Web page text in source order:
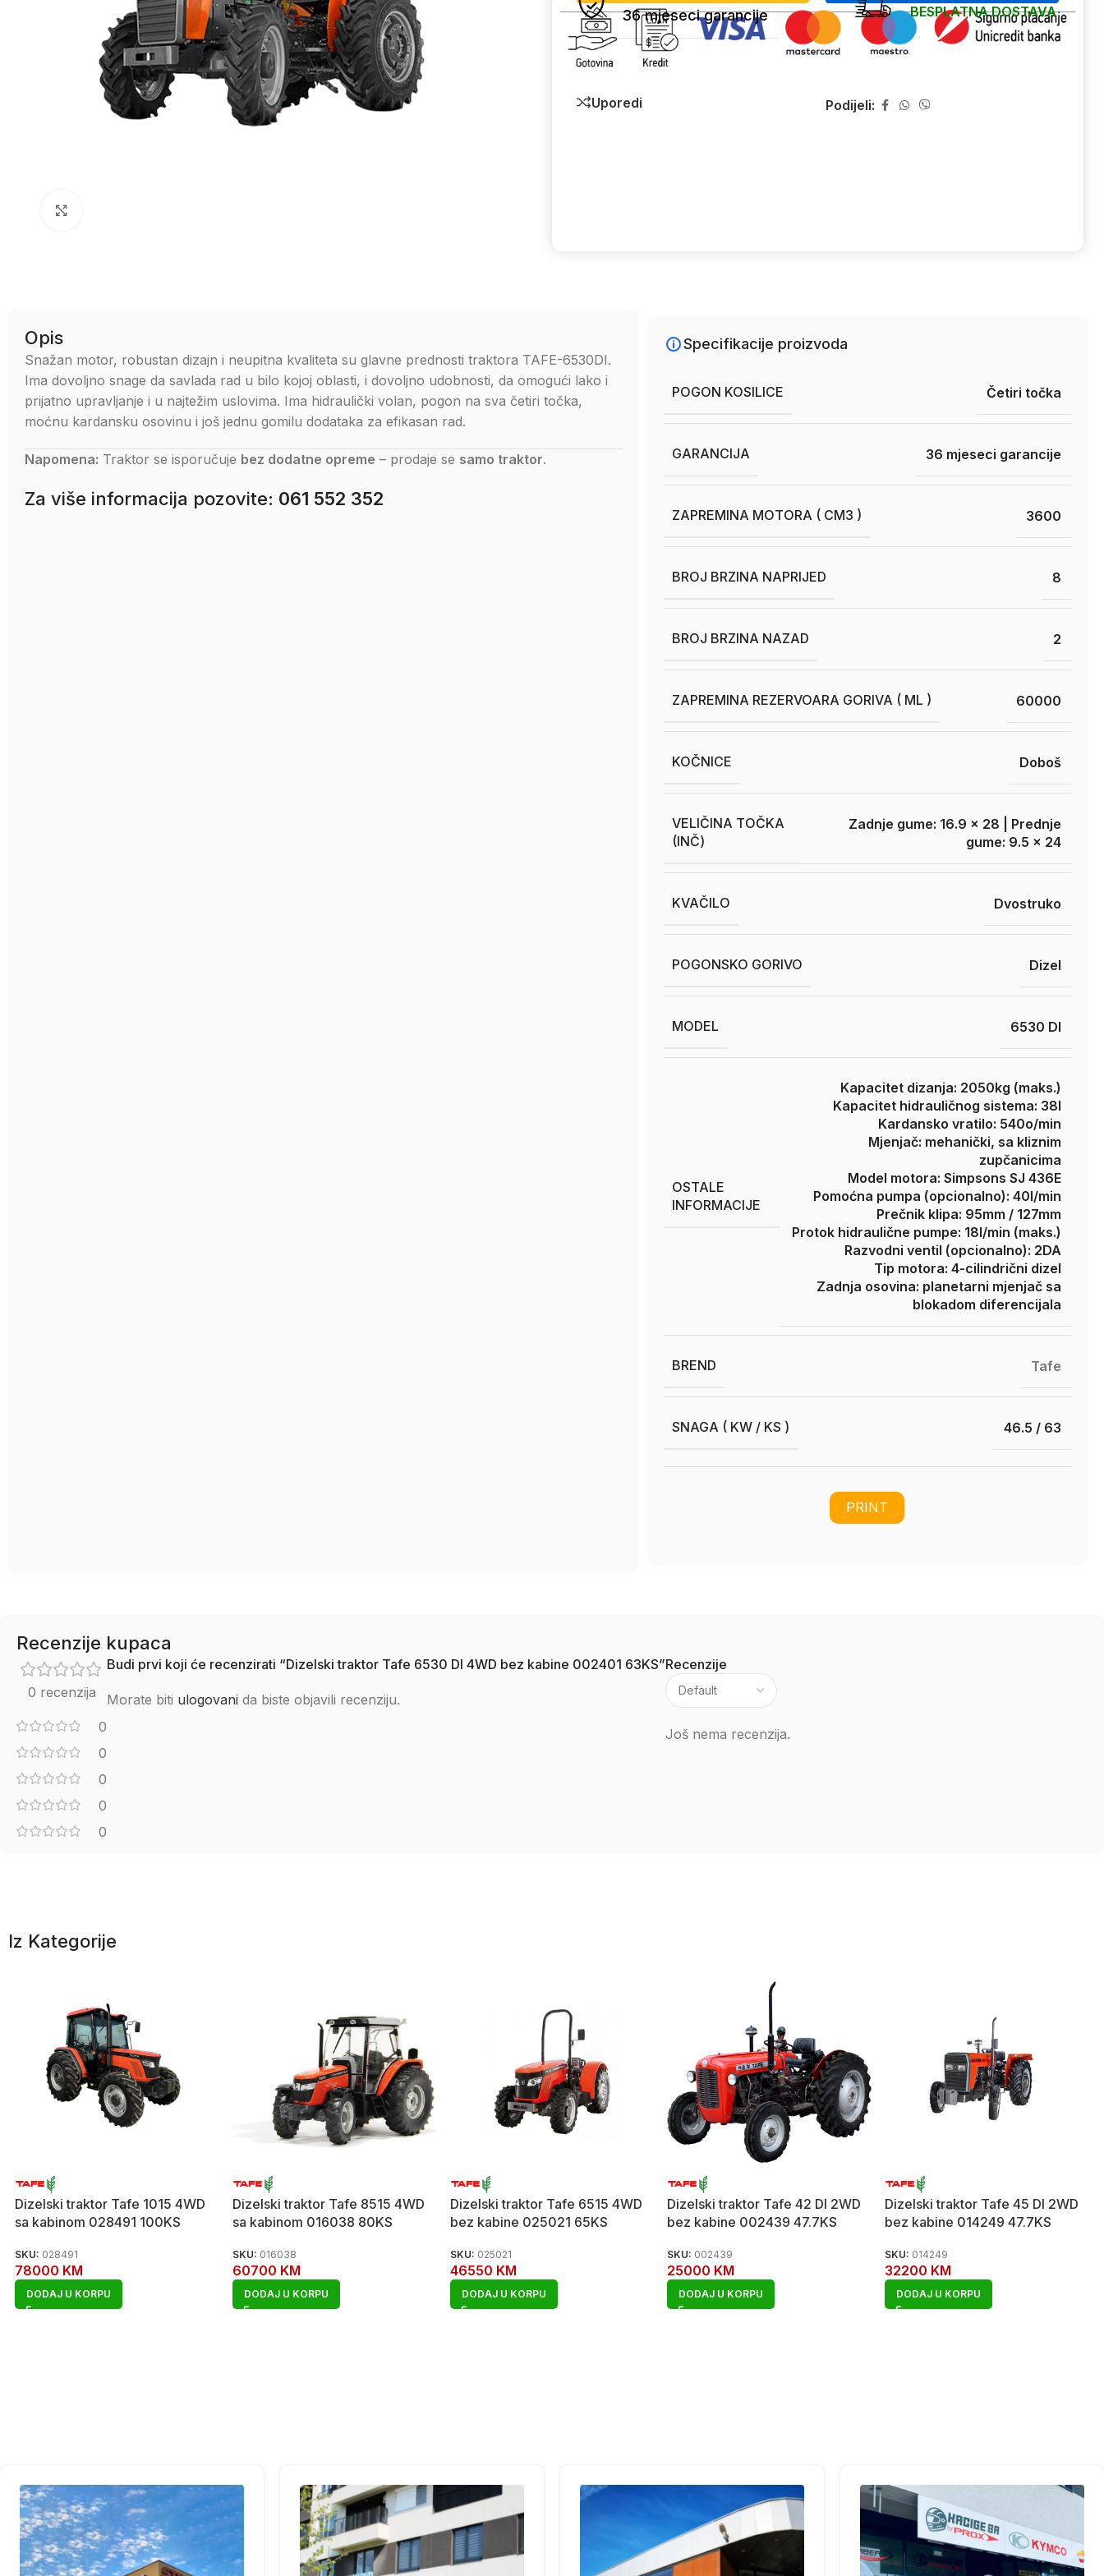
36 mjeseci garancije BESPLATNA DOSTAVA
Uporedi Podijeli:
Opis
Snažan motor, robustan dizajn i neupitna kvaliteta su glavne prednosti traktora TAFE-6530DI.
Ima dovoljno snage da savlada rad u bilo kojoj oblasti, i dovoljno udobnosti, da omogući lako i
prijatno upravljanje i u najtežim uslovima. Ima hidraulički volan, pogon na sva četiri točka,
moćnu kardansku osovinu i još jednu gomilu dodataka za efikasan rad.
Napomena: Traktor se isporučuje bez dodatne opreme – prodaje se samo traktor.
Za više informacija pozovite: 061 552 352
Specifikacije proizvoda
POGON KOSILICE Četiri točka
GARANCIJA 36 mjeseci garancije
ZAPREMINA MOTORA ( CM3 ) 3600
BROJ BRZINA NAPRIJED 8
BROJ BRZINA NAZAD 2
ZAPREMINA REZERVOARA GORIVA ( ML ) 60000
KOČNICE Doboš
VELIČINA TOČKA
(INČ)
Zadnje gume: 16.9 x 28 | Prednje
gume: 9.5 x 24
KVAČILO Dvostruko
POGONSKO GORIVO Dizel
MODEL 6530 DI
OSTALE
INFORMACIJE
Kapacitet dizanja: 2050kg (maks.)
Kapacitet hidrauličnog sistema: 38l
Kardansko vratilo: 540o/min
Mjenjač: mehanički, sa kliznim
zupčanicima
Model motora: Simpsons SJ 436E
Pomoćna pumpa (opcionalno): 40l/min
Prečnik klipa: 95mm / 127mm
Protok hidraulične pumpe: 18l/min (maks.)
Razvodni ventil (opcionalno): 2DA
Tip motora: 4-cilindrični dizel
Zadnja osovina: planetarni mjenjač sa
blokadom diferencijala
BREND Tafe
SNAGA ( KW / KS ) 46.5 / 63
PRINT
Recenzije kupaca
0 recenzija
0
0
0
0
0
Recenzije
Još nema recenzija.
Budi prvi koji će recenzirati “Dizelski traktor Tafe 6530 DI 4WD bez kabine 002401 63KS”
Morate biti ulogovani da biste objavili recenziju.
Iz Kategorije
Dizelski traktor Tafe 1015 4WD
sa kabinom 028491 100KS
SKU: 028491
78000 KM
DODAJ U KORPU
Dizelski traktor Tafe 8515 4WD
sa kabinom 016038 80KS
SKU: 016038
60700 KM
DODAJ U KORPU
Dizelski traktor Tafe 6515 4WD
bez kabine 025021 65KS
SKU: 025021
46550 KM
DODAJ U KORPU
Dizelski traktor Tafe 42 DI 2WD
bez kabine 002439 47.7KS
SKU: 002439
25000 KM
DODAJ U KORPU
Dizelski traktor Tafe 45 DI 2WD
bez kabine 014249 47.7KS
SKU: 014249
32200 KM
DODAJ U KORPU